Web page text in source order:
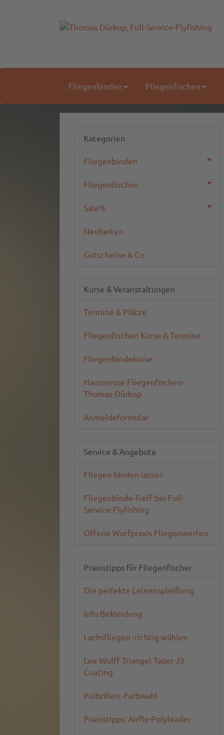
Fliegenbinden Fliegenfischen
Kategorien
Fliegenbinden
Fliegenfischen
Sale%
Neuheiten
Gutscheine & Co
Kurse & Veranstaltungen
Termine & Plätze
Fliegenfischen Kurse & Termine
Fliegenbindekurse
Hausmesse Fliegenfischen-
Thomas-Dürkop
Anmeldeformular
Service & Angebote
Fliegen binden lassen
Fliegenbinde-Treff bei Full-
Service-Flyfishing
Offene Wurfpraxis Fliegenwerfen
Praxistipps für Fliegenfischer
Die perfekte Leinenspleißung
Info Bekleidung
Lachsfliegen -richtig wählen
Lee Wulff Triangel Taper J3
Coating
Polbrillen -Farbwahl
Praxistipps: Airflo-Polyleader